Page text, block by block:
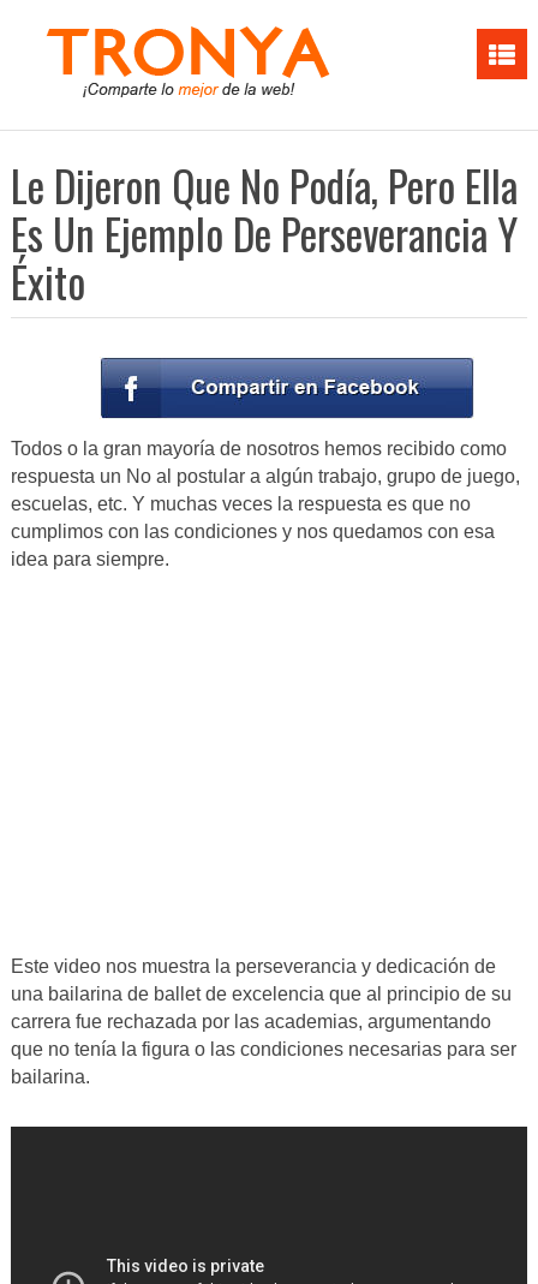
Le Dijeron Que No Podía, Pero Ella
Es Un Ejemplo De Perseverancia Y
Éxito
Todos o la gran mayoría de nosotros hemos recibido como
respuesta un No al postular a algún trabajo, grupo de juego,
escuelas, etc. Y muchas veces la respuesta es que no
cumplimos con las condiciones y nos quedamos con esa
idea para siempre.
Este video nos muestra la perseverancia y dedicación de
una bailarina de ballet de excelencia que al principio de su
carrera fue rechazada por las academias, argumentando
que no tenía la figura o las condiciones necesarias para ser
bailarina.